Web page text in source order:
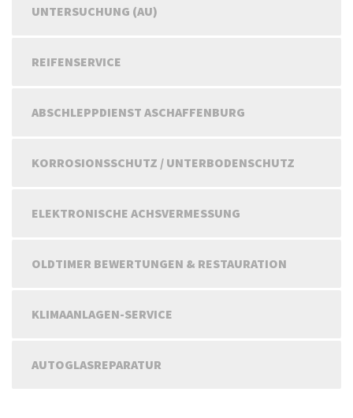
UNTERSUCHUNG (AU)
REIFENSERVICE
ABSCHLEPPDIENST ASCHAFFENBURG
KORROSIONSSCHUTZ / UNTERBODENSCHUTZ
ELEKTRONISCHE ACHSVERMESSUNG
OLDTIMER BEWERTUNGEN & RESTAURATION
KLIMAANLAGEN-SERVICE
AUTOGLASREPARATUR